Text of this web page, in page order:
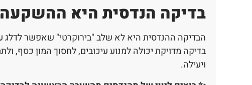
בדיקה הנדסית היא
הבדיקה ההנדסית היא לא שלב "בירוקרטי" שאפשר לדלג
בדיקה מדויקת יכולה למנוע עיכובים, לחסוך המון
ויעילה.